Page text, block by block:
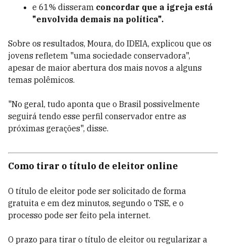
e 61% disseram concordar que a igreja está
"envolvida demais na política".
Sobre os resultados, Moura, do IDEIA, explicou que os
jovens refletem "uma sociedade conservadora",
apesar de maior abertura dos mais novos a alguns
temas polêmicos.
"No geral, tudo aponta que o Brasil possivelmente
seguirá tendo esse perfil conservador entre as
próximas gerações", disse.
Como tirar o título de eleitor online
O título de eleitor pode ser solicitado de forma
gratuita e em dez minutos, segundo o TSE, e o
processo pode ser feito pela internet.
O prazo para tirar o título de eleitor ou regularizar a